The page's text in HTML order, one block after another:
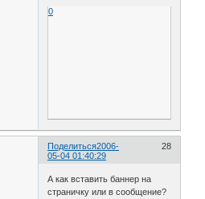
0
Поделиться 28
2006-
05-04 01:40:29
А как вставить баннер на
страничку или в сообщение?